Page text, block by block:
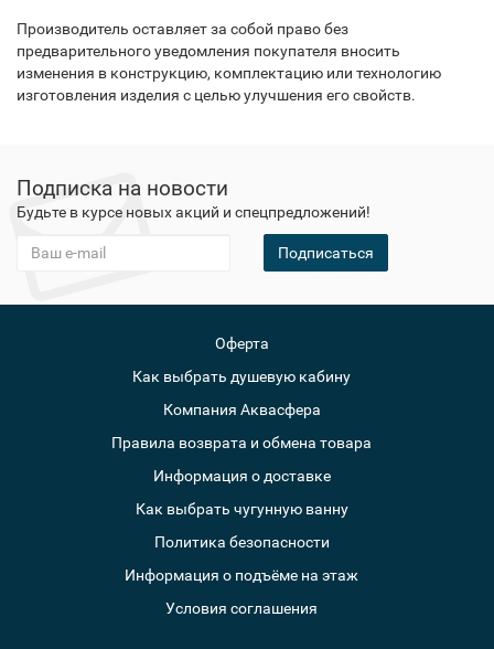
Производитель оставляет за собой право без
предварительного уведомления покупателя вносить
изменения в конструкцию, комплектацию или технологию
изготовления изделия с целью улучшения его свойств.
Подписка на новости
Будьте в курсе новых акций и спецпредложений!
Подписаться
Оферта
Как выбрать душевую кабину
Компания Аквасфера
Правила возврата и обмена товара
Информация о доставке
Как выбрать чугунную ванну
Политика безопасности
Информация о подъёме на этаж
Условия соглашения